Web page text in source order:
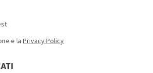
e la Privacy Policy